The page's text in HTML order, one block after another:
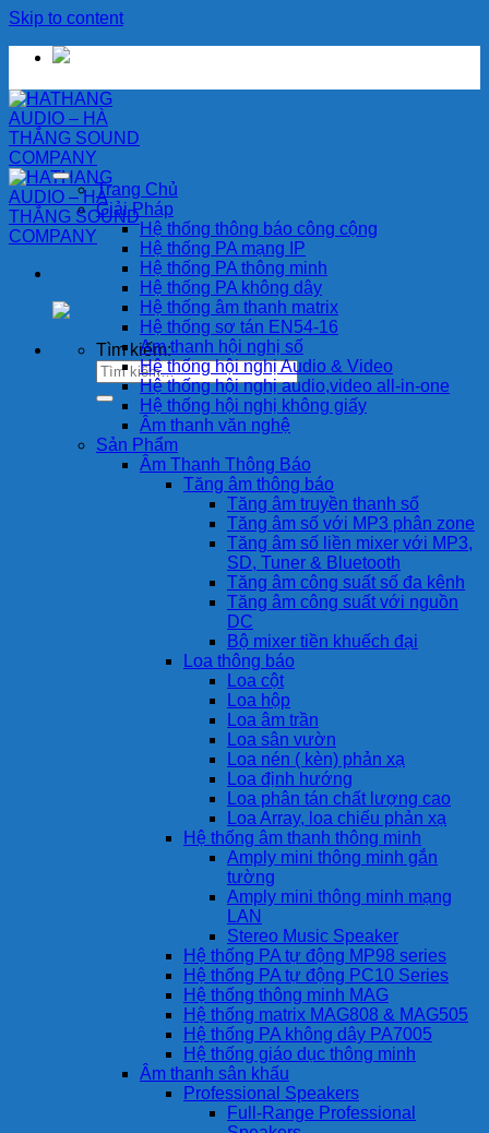
Skip to content
Tìm kiếm:
Trang Chủ
Giải Pháp
Hệ thống thông báo công cộng
Hệ thống PA mạng IP
Hệ thống PA thông minh
Hệ thống PA không dây
Hệ thống âm thanh matrix
Hệ thống sơ tán EN54-16
Am thanh hội nghị số
Hệ thống hội nghị Audio & Video
Hệ thống hội nghị audio,video all-in-one
Hệ thống hội nghị không giấy
Âm thanh văn nghệ
Sản Phẩm
Âm Thanh Thông Báo
Tăng âm thông báo
Tăng âm truyền thanh số
Tăng âm số với MP3 phân zone
Tăng âm số liền mixer với MP3,
SD, Tuner & Bluetooth
Tăng âm công suất số đa kênh
Tăng âm công suất với nguồn
DC
Bộ mixer tiền khuếch đại
Loa thông báo
Loa cột
Loa hộp
Loa âm trần
Loa sân vườn
Loa nén ( kèn) phản xạ
Loa định hướng
Loa phân tán chất lượng cao
Loa Array, loa chiếu phản xạ
Hệ thống âm thanh thông minh
Amply mini thông minh gắn
tường
Amply mini thông minh mạng
LAN
Stereo Music Speaker
Hệ thống PA tự động MP98 series
Hệ thống PA tự động PC10 Series
Hệ thống thông minh MAG
Hệ thống matrix MAG808 & MAG505
Hệ thống PA không dây PA7005
Hệ thống giáo dục thông minh
Âm thanh sân khấu
Professional Speakers
Full-Range Professional